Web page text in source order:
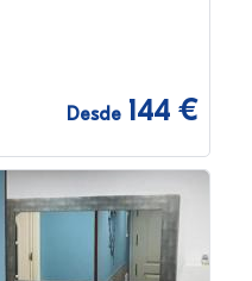
Desde 144 €